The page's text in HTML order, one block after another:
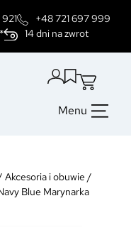
+48 721 697 999
14 dni na zwrot
Menu
Akcesoria i obuwie /
Blue Marynarka